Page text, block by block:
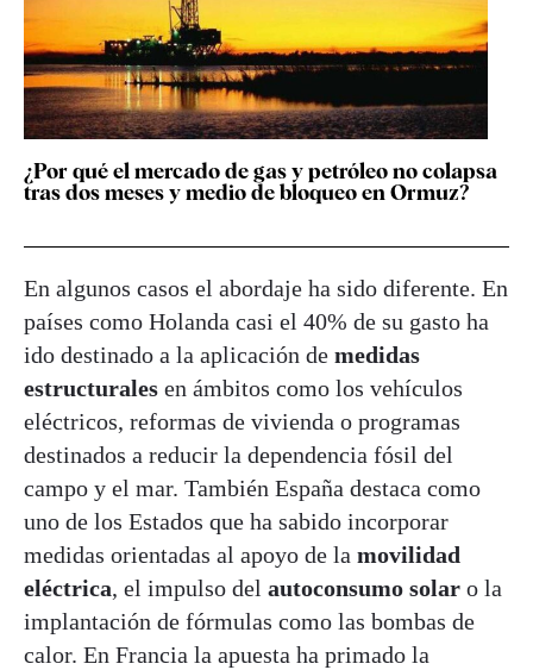
¿Por qué el mercado de gas y petróleo no colapsa
tras dos meses y medio de bloqueo en Ormuz?
En algunos casos el abordaje ha sido diferente. En
países como Holanda casi el 40% de su gasto ha
ido destinado a la aplicación de medidas
estructurales en ámbitos como los vehículos
eléctricos, reformas de vivienda o programas
destinados a reducir la dependencia fósil del
campo y el mar. También España destaca como
uno de los Estados que ha sabido incorporar
medidas orientadas al apoyo de la movilidad
eléctrica, el impulso del autoconsumo solar o la
implantación de fórmulas como las bombas de
calor. En Francia la apuesta ha primado la